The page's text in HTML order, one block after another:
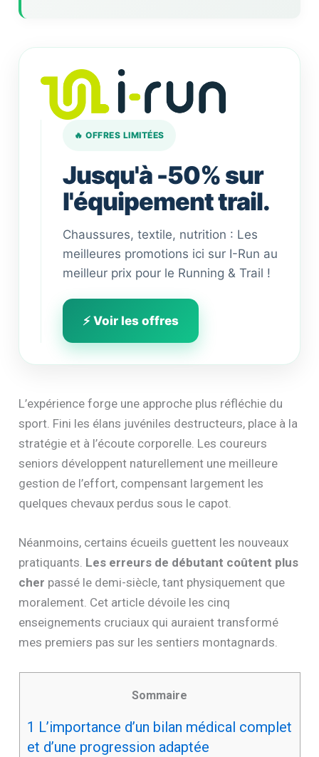
🔥 OFFRES LIMITÉES
Jusqu'à -50% sur
l'équipement trail.
Chaussures, textile, nutrition : Les
meilleures promotions ici sur I-Run au
meilleur prix pour le Running & Trail !
⚡ Voir les offres
L’expérience forge une approche plus réfléchie du
sport. Fini les élans juvéniles destructeurs, place à la
stratégie et à l’écoute corporelle. Les coureurs
seniors développent naturellement une meilleure
gestion de l’effort, compensant largement les
quelques chevaux perdus sous le capot.
Néanmoins, certains écueils guettent les nouveaux
pratiquants. Les erreurs de débutant coûtent plus
cher passé le demi-siècle, tant physiquement que
moralement. Cet article dévoile les cinq
enseignements cruciaux qui auraient transformé
mes premiers pas sur les sentiers montagnards.
Sommaire
1 L’importance d’un bilan médical complet
et d’une progression adaptée